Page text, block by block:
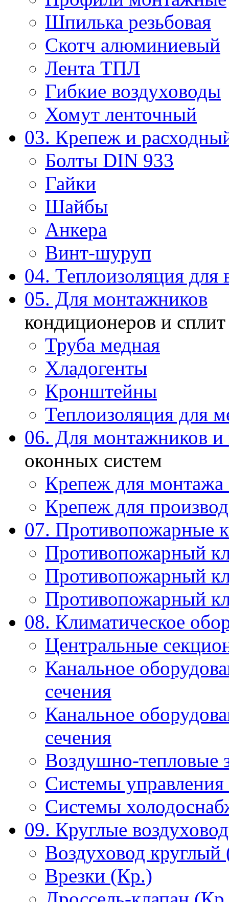
Шпилька резьбовая
Скотч алюминиевый
Лента ТПЛ
Гибкие воздуховоды
Хомут ленточный
03. Крепеж и
Болты DIN 933
Гайки
Шайбы
Анкера
Винт-шуруп
04. Теплоизоляция для
05. Для монтажников
кондиционеров и
Труба медная
Хладогенты
Кронштейны
Теплоизоляция для
06. Для монтажников и
оконных систем
Крепеж для монтажа
Крепеж для
07. Противопожарные
Противопожарный
Противопожарный
Противопожарный
08. Климатическое
Центральные
Канальное
сечения
Канальное
сечения
Воздушно-тепловые
Системы
Системы
09. Круглые
Воздуховод
Врезки (Кр.)